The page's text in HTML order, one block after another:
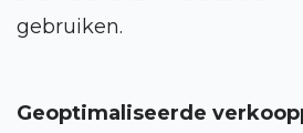
gebruiken.
Geoptimaliseerde